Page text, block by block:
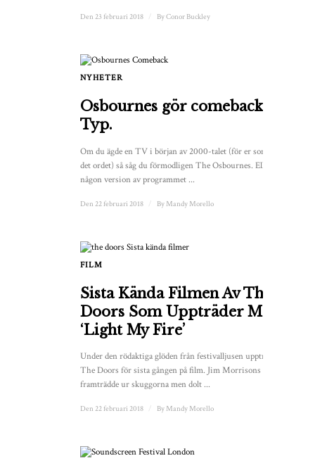
Den 23 februari 2018 ByConor Buckley
NYHETER
Osbournes gör comeback...
Typ.
Om du ägde en TV i början av 2000-talet (för er som hatar
det ordet) så såg du förmodligen The Osbournes. Eller
någon version av programmet ...
Den 22 februari 2018 By Mandy Morello
FILM
Sista Kända Filmen Av The
Doors Som Uppträder Med
‘Light My Fire’
Under den rödaktiga glöden från festivalljusen uppträdde
The Doors för sista gången på film. Jim Morrisons ansikte
framträdde ur skuggorna men dolt ...
Den 22 februari 2018 By Mandy Morello